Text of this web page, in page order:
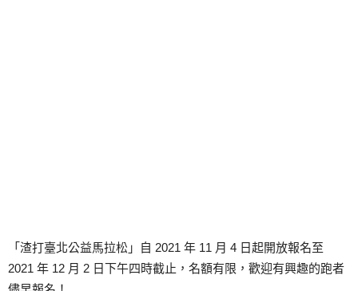
「渣打臺北公益馬拉松」自 2021 年 11 月 4 日起開放報名至
2021 年 12 月 2 日下午四時截止，名額有限，歡迎有興趣的跑者